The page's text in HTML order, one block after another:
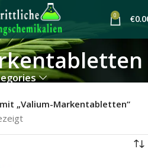
0 €
„Valium-Markentabletten“